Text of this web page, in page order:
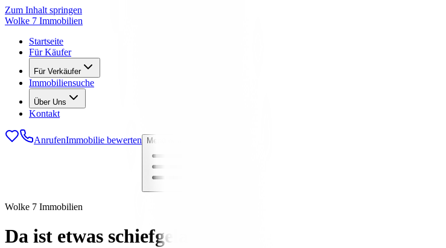
Zum Inhalt springen
Wolke 7 Immobilien
Startseite
Für Käufer
Für Verkäufer
Immobiliensuche
Über Uns
Kontakt
AnrufenImmobilie bewerten Menü öffnen
Wolke 7 Immobilien
Da ist etwas schiefgelaufen